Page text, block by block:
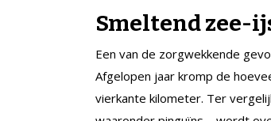
Smeltend zee-
Een van de zorgwekkende
Afgelopen jaar kromp de
vierkante kilometer. Ter